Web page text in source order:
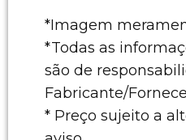
*Imagem
*Todas as
são de
Fabricante/
* Preço sujeito a